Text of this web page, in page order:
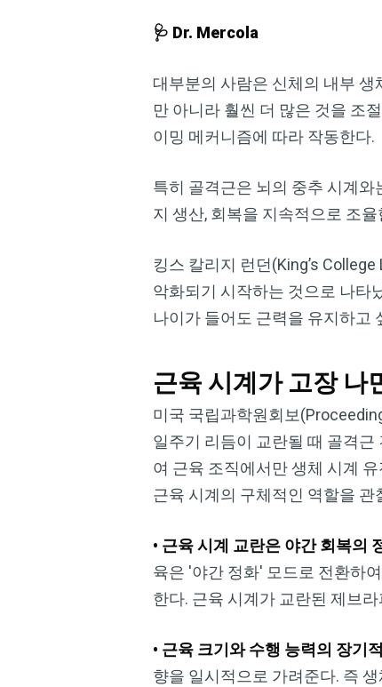
🩺 Dr. Mercola
대부분의 사람은 신체의 내부
만 아니라 훨씬 더 많은 것을 조
이밍 메커니즘에 따라 작동한다.
특히 골격근은 뇌의 중추 시계
지 생산, 회복을 지속적으로 조
킹스 칼리지 런던(King’s
악화되기 시작하는 것으로 나타
나이가 들어도 근력을 유지하고
근육 시계가 고장 나
미국 국립과학원회보
일주기 리듬이 교란될 때 골격
여 근육 조직에서만 생체 시계
근육 시계의 구체적인 역할을 관
• 근육 시계 교란은 야간 회복의
육은 '야간 정화' 모드로 전환하
한다. 근육 시계가 교란된 제브
• 근육 크기와 수행 능력의 장기
향을 일시적으로 가려준다. 즉